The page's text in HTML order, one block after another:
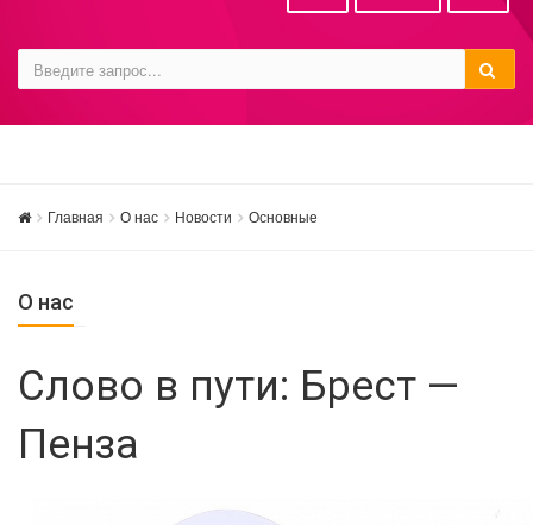
Главная О нас Новости Основные
О нас
Слово в пути: Брест —
Пенза